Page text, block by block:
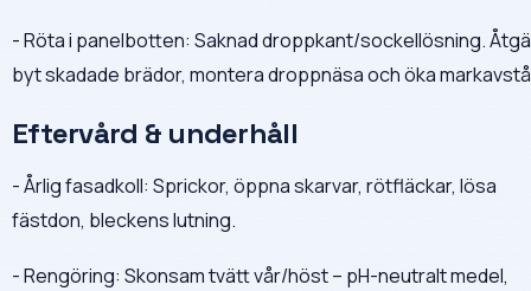
- Röta i panelbotten: Saknad droppkant/sockellösning.
byt skadade brädor, montera droppnäsa och öka
Eftervård & underhåll
- Årlig fasadkoll: Sprickor, öppna skarvar, rötfläckar, lösa
fästdon, bleckens lutning.
- Rengöring: Skonsam tvätt vår/höst – pH-neutralt medel,